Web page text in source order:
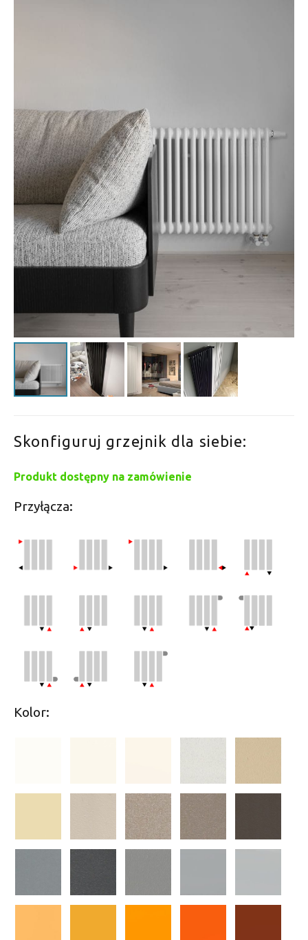
Skonfiguruj grzejnik dla siebie:
Produkt dostępny na zamówienie
Przyłącza:
Kolor: